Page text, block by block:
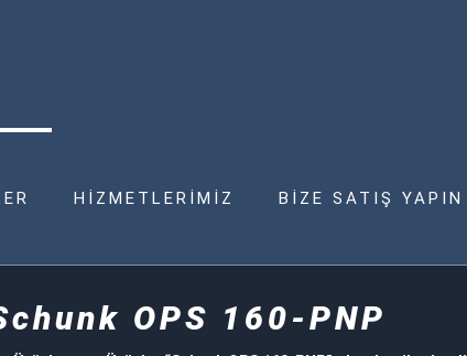
HİZMETLERİMİZ BİZE SATIŞ YAPIN
OPS 160-PNP